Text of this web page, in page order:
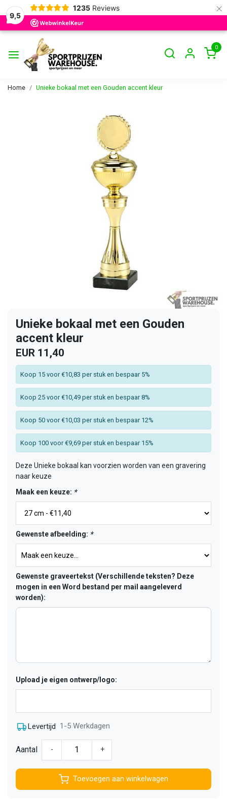
9,5
1235 Reviews ×
0
Home Unieke bokaal met een Gouden accent kleur
Unieke bokaal met een Gouden
accent kleur
EUR 11,40
Koop 15 voor €10,83 per stuk en bespaar 5%
Koop 25 voor €10,49 per stuk en bespaar 8%
Koop 50 voor €10,03 per stuk en bespaar 12%
Koop 100 voor €9,69 per stuk en bespaar 15%
Deze Unieke bokaal kan voorzien worden van een gravering
naar keuze
Maak een keuze: *
Gewenste afbeelding: *
Gewenste graveertekst (Verschillende teksten? Deze
mogen in een Word bestand per mail aangeleverd
worden):
Upload je eigen ontwerp/logo:
Levertijd 1-5 Werkdagen
Aantal - +
Toevoegen aan winkelwagen